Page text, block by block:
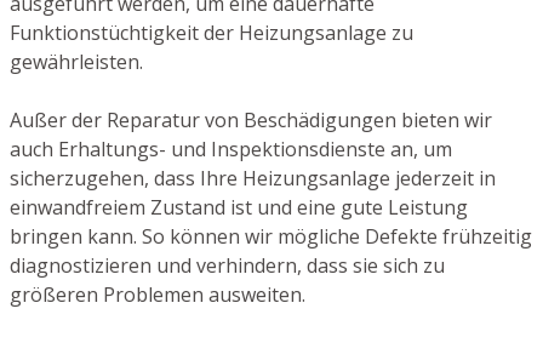
Funktionstüchtigkeit der Heizungsanlage zu
gewährleisten.
Außer der Reparatur von Beschädigungen bieten wir
auch Erhaltungs- und Inspektionsdienste an, um
sicherzugehen, dass Ihre Heizungsanlage jederzeit in
einwandfreiem Zustand ist und eine gute Leistung
bringen kann. So können wir mögliche Defekte frühzeitig
diagnostizieren und verhindern, dass sie sich zu
größeren Problemen ausweiten.